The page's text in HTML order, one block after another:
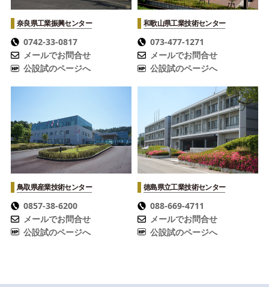
奈良県工業振興センター
0742-33-0817
メールでお問合せ
公設試のページへ
和歌山県工業技術センター
073-477-1271
メールでお問合せ
公設試のページへ
鳥取県産業技術センター
0857-38-6200
メールでお問合せ
公設試のページへ
徳島県立工業技術センター
088-669-4711
メールでお問合せ
公設試のページへ